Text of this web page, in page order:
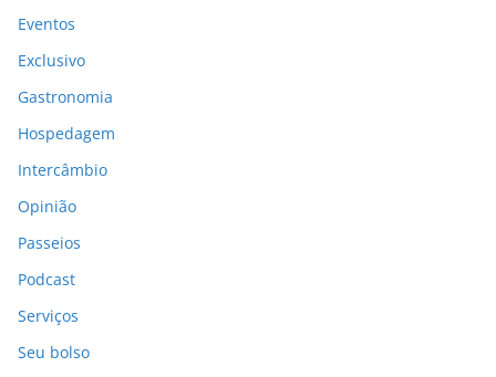
Eventos
Exclusivo
Gastronomia
Hospedagem
Intercâmbio
Opinião
Passeios
Podcast
Serviços
Seu bolso